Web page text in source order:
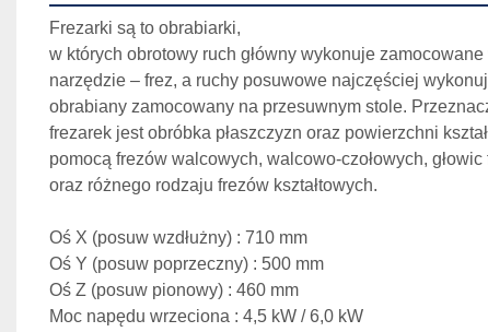
Frezarki są to obrabiarki,
w których obrotowy ruch główny wykonuje
narzędzie – frez, a ruchy posuwowe najczęściej
obrabiany zamocowany na przesuwnym stole.
frezarek jest obróbka płaszczyzn oraz powierzchni
pomocą frezów walcowych, walcowo-czołowych, głowic
oraz różnego rodzaju frezów kształtowych.
Oś X (posuw wzdłużny) : 710 mm
Oś Y (posuw poprzeczny) : 500 mm
Oś Z (posuw pionowy) : 460 mm
Moc napędu wrzeciona : 4,5 kW / 6,0 kW